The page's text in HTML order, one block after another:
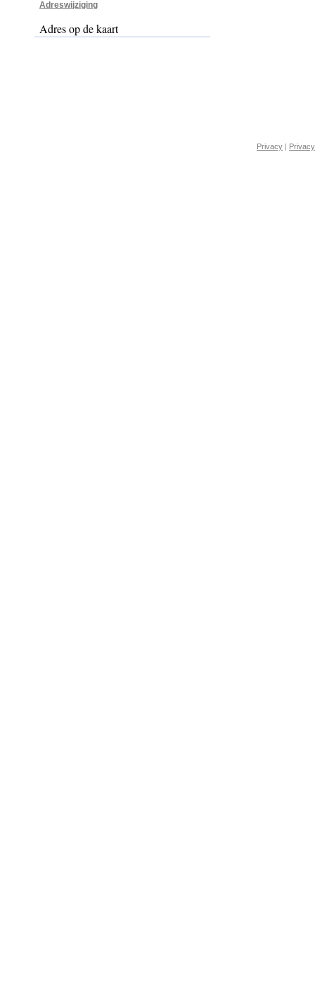
Adreswijziging
Adres op de kaart
Privacy |